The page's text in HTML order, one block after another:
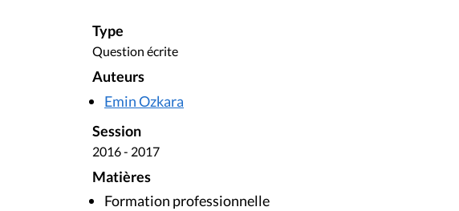
Type
Question écrite
Auteurs
Emin Ozkara
Session
2016 - 2017
Matières
Formation professionnelle